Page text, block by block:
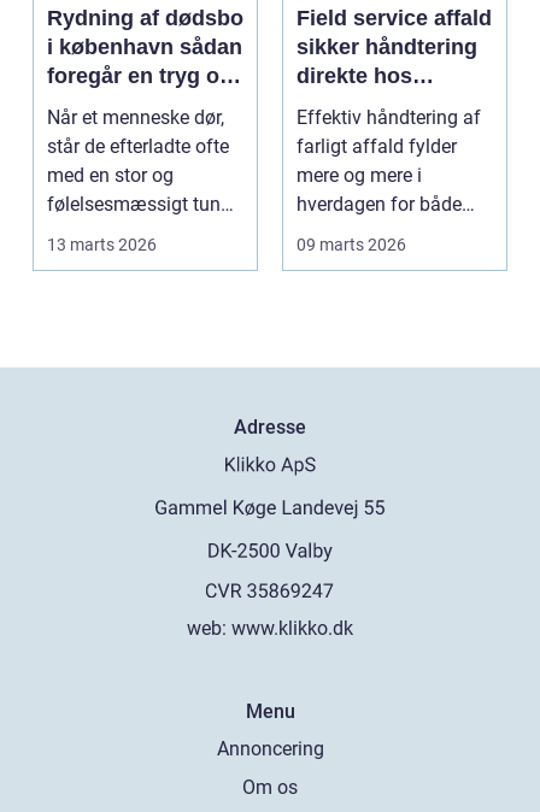
Rydning af dødsbo
i københavn sådan
foregår en tryg og
effektiv proces
Når et menneske dør,
står de efterladte ofte
med en stor og
følelsesmæssigt tung
opgave: at få rydde...
13 marts 2026
Field service affald
sikker håndtering
direkte hos
virksomheden
Effektiv håndtering af
farligt affald fylder
mere og mere i
hverdagen for både
produktionsvirksomhe
09 marts 2026
Adresse
web: www.klikko.dk
Menu
Annoncering
Om os